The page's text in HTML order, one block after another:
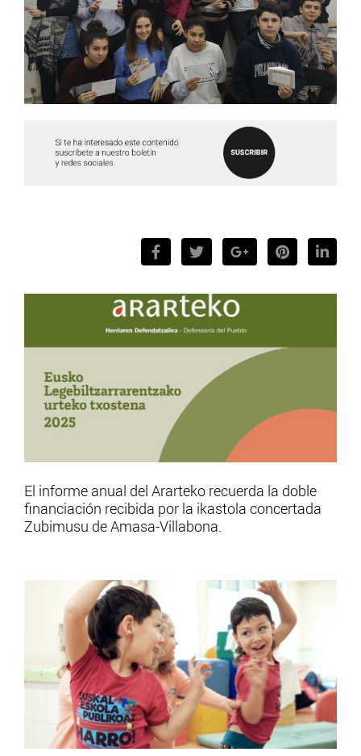
El informe anual del Ararteko recuerda la doble
financiación recibida por la ikastola concertada
Zubimusu de Amasa-Villabona.